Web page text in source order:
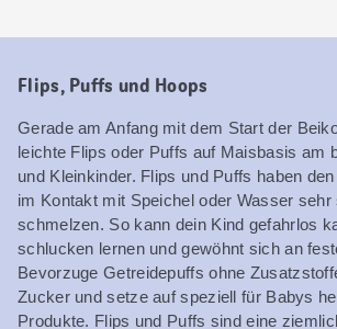
Flips, Puffs und Hoops
Gerade am Anfang mit dem Start der
leichte Flips oder Puffs auf Maisbasis am
und Kleinkinder. Flips und Puffs haben
im Kontakt mit Speichel oder Wasser
schmelzen. So kann dein Kind gefahrlos
schlucken lernen und gewöhnt sich an
Bevorzuge Getreidepuffs ohne
Zucker und setze auf speziell für Babys
Produkte. Flips und Puffs sind eine